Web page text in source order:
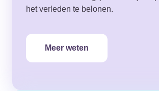
het verleden te belonen.
Meer weten